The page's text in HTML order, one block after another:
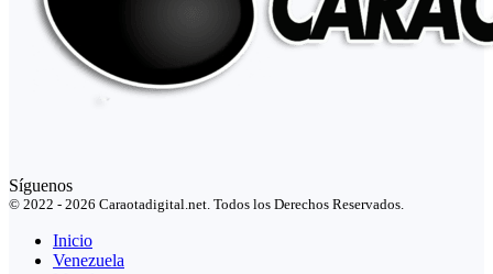
Síguenos
© 2022 - 2026 Caraotadigital.net. Todos los Derechos Reservados.
Inicio
Venezuela